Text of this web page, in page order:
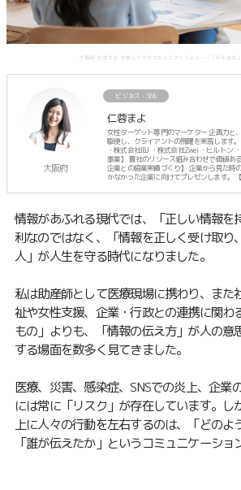
大阪府 仁蓉まよ 女性とリスクコミュニケーション――「伝える力
大阪府
ビジネス・SNS
仁蓉まよ
女性ターゲット専門のマーケター 企画力と、コミュニケーション力、人脈を
駆使し、クライアントの飛躍を実現します。 協業実績 ・FANCL ・大丸百貨
・株式会社IBJ ・株式会社Zwei ・ヒルトン ・東海テレ
事業】 貴社のリソース組み合わせで価値あるイ
企業との協業実績づくり】 企業から見た時
かなかった企業に向けてプレゼンします。 【メディア戦略】 プレスリリース
ートは、3人のママ。
情報があふれる現代では、「正しい情報を
利なのではなく、「情報を正しく受け取り
人」が人生を守る時代になりました。
私は助産師として医療現場に携わり、また
祉や女性支援、企業・行政との連携に関わ
もの」よりも、「情報の伝え方」が人の意
する場面を数多く見てきました。
医療、災害、感染症、SNSでの炎上、企業
には常に「リスク」が存在しています。し
上に人々の行動を左右するのは、「どのよ
「誰が伝えたか」というコミュニケーショ